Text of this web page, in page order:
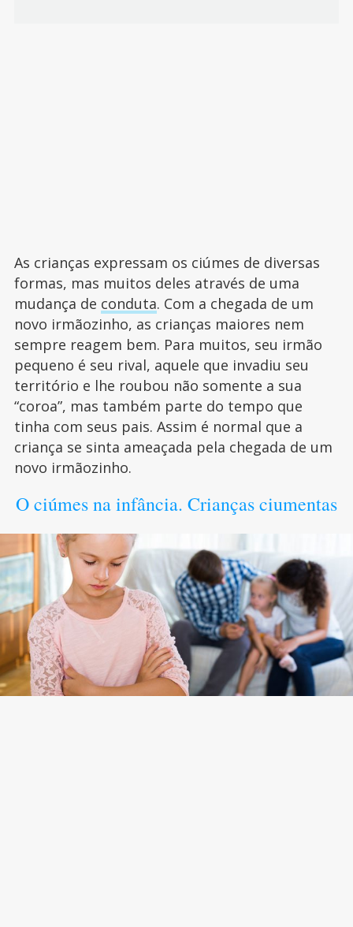
As crianças expressam os ciúmes de diversas
formas, mas muitos deles através de uma
mudança de conduta. Com a chegada de um
novo irmãozinho, as crianças maiores nem
sempre reagem bem. Para muitos, seu irmão
pequeno é seu rival, aquele que invadiu seu
território e lhe roubou não somente a sua
“coroa”, mas também parte do tempo que
tinha com seus pais. Assim é normal que a
criança se sinta ameaçada pela chegada de um
novo irmãozinho.
O ciúmes na infância. Crianças ciumentas